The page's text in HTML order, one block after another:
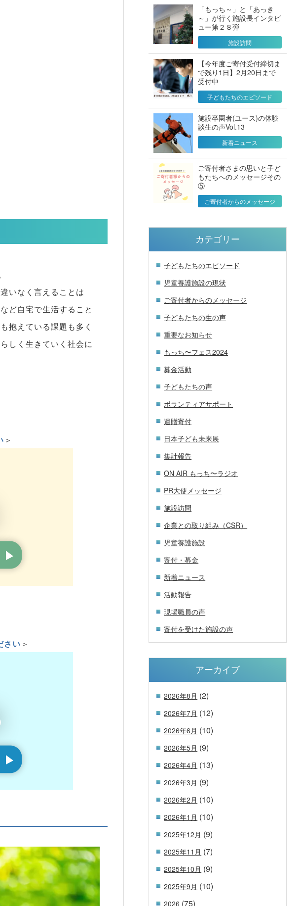
いなく言えることは
ど自宅で生活すること
抱えている課題も多く
しく生きていく社会に
＞
さい ＞
「もっち～」と「あっき
～」が行く施設長インタビ
ュー第２８弾
施設訪問
【今年度ご寄付受付締切ま
で残り1日】2月20日まで
受付中
子どもたちのエピソード
施設卒園者(ユース)の体験
談生の声Vol.13
新着ニュース
ご寄付者さまの思いと子ど
もたちへのメッセージその
⑤
ご寄付者からのメッセージ
カテゴリー
子どもたちのエピソード
児童養護施設の現状
ご寄付者からのメッセージ
子どもたちの生の声
重要なお知らせ
もっち〜フェス2024
募金活動
子どもたちの声
ボランティアサポート
遺贈寄付
日本子ども未来展
集計報告
ON AIR もっち〜ラジオ
PR大使メッセージ
施設訪問
企業との取り組み（CSR）
児童養護施設
寄付・募金
新着ニュース
活動報告
現場職員の声
寄付を受けた施設の声
アーカイブ
2026年8月 (2)
2026年7月 (12)
2026年6月 (10)
2026年5月 (9)
2026年4月 (13)
2026年3月 (9)
2026年2月 (10)
2026年1月 (10)
2025年12月 (9)
2025年11月 (7)
2025年10月 (9)
2025年9月 (10)
2026 (75)